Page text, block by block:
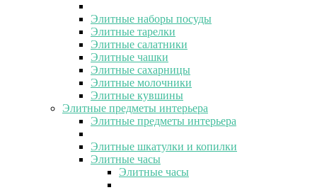
Элитные наборы посуды
Элитные тарелки
Элитные салатники
Элитные чашки
Элитные сахарницы
Элитные молочники
Элитные кувшины
Элитные предметы интерьера
Элитные предметы интерьера
Элитные шкатулки и копилки
Элитные часы
Элитные часы